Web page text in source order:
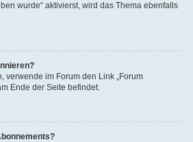
wurde“ aktivierst, wird das Thema ebenfalls
verwende im Forum den Link „Forum
Ende der Seite befindet.